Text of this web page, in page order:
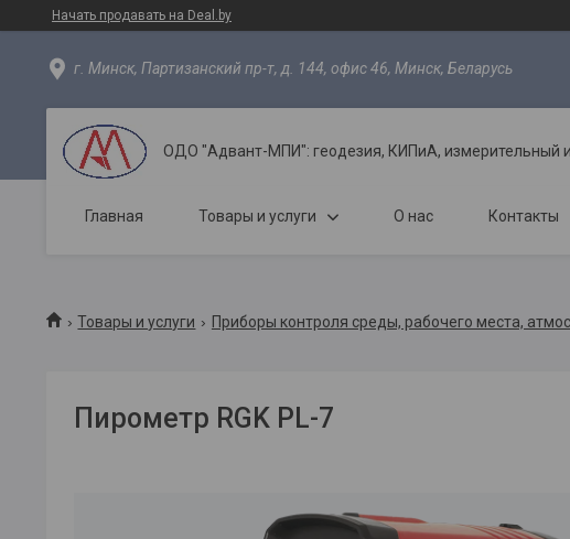
Начать продавать на Deal.by
г. Минск, Партизанский пр-т, д. 144, офис 46, Минск, Беларусь
ОДО "Адвант-МПИ": геодезия, КИПиА, измерительный
Главная Товары и услуги О нас Контакты
Товары и услуги Приборы контроля среды, рабочего места,
Пирометр RGK PL-7